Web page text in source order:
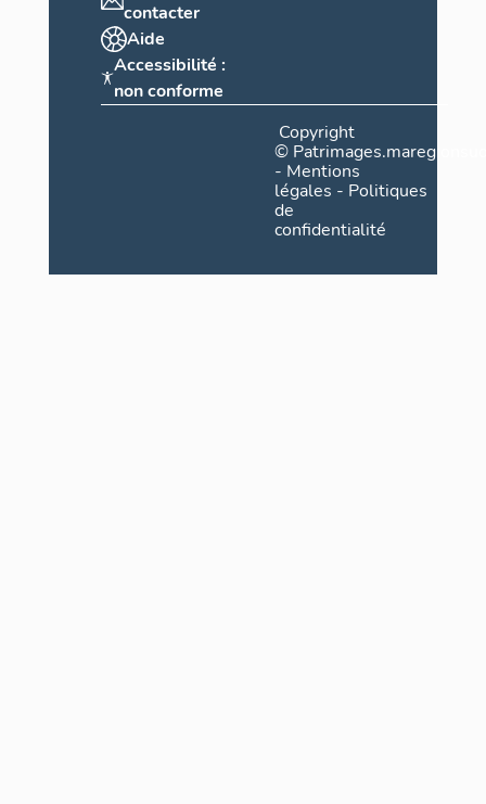
contacter
Aide
Accessibilité :
non conforme
Copyright
©
- Mentions
légales - Politiques
de
confidentialité